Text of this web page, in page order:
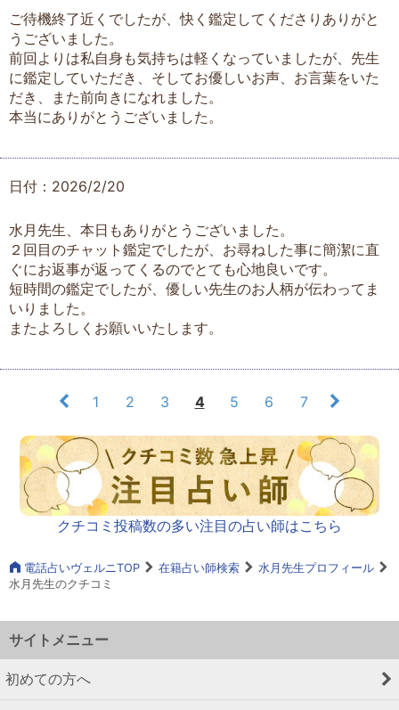
ご待機終了近くでしたが、快く鑑定してくださりありがと
うございました。
前回よりは私自身も気持ちは軽くなっていましたが、先生
に鑑定していただき、そしてお優しいお声、お言葉をいた
だき、また前向きになれました。
本当にありがとうございました。
日付：2026/2/20
水月先生、本日もありがとうございました。
２回目のチャット鑑定でしたが、お尋ねした事に簡潔に直
ぐにお返事が返ってくるのでとても心地良いです。
短時間の鑑定でしたが、優しい先生のお人柄が伝わってま
いりました。
またよろしくお願いいたします。
1 2 3 4 5 6 7
クチコミ投稿数の多い注目の占い師はこちら
電話占いヴェルニTOP 在籍占い師検索
水月先生プロフィール
水月先生のクチコミ
サイトメニュー
初めての方へ